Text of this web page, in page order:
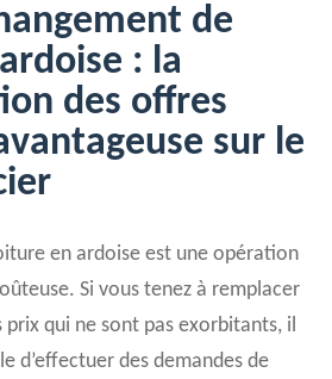
de
: la
des offres
sur le
en ardoise est une opération
Si vous tenez à remplacer
qui ne sont pas exorbitants, il
d’effectuer des demandes de